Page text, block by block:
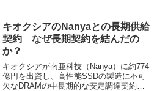
キオクシアのNanyaとの長期供給
契約 なぜ長期契約を結んだの
か？
キオクシアが南亜科技（Nanya）に約774
億円を出資し、高性能SSDの製造に不可
欠なDRAMの中長期的な安定調達契約を